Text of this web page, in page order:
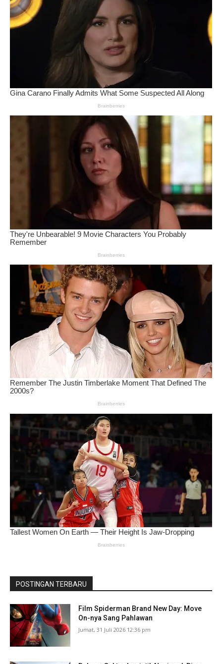
POSTINGAN TERBARU
Film Spiderman Brand New Day: Move
On-nya Sang Pahlawan
Jumat, 31 Juli 2026 12:36 pm